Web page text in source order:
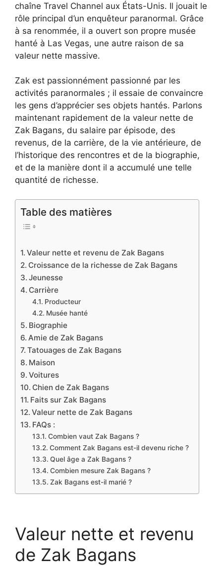
chaîne Travel Channel aux États-Unis. Il jouait le
rôle principal d’un enquêteur paranormal. Grâce
à sa renommée, il a ouvert son propre musée
hanté à Las Vegas, une autre raison de sa
valeur nette massive.
Zak est passionnément passionné par les
activités paranormales ; il essaie de convaincre
les gens d’apprécier ses objets hantés. Parlons
maintenant rapidement de la valeur nette de
Zak Bagans, du salaire par épisode, des
revenus, de la carrière, de la vie antérieure, de
l’historique des rencontres et de la biographie,
et de la manière dont il a accumulé une telle
quantité de richesse.
Table des matières
Valeur nette et revenu de Zak Bagans
Croissance de la richesse de Zak Bagans
Jeunesse
Carrière
Producteur
Musée hanté
Biographie
Amie de Zak Bagans
Tatouages de Zak Bagans
Maison
Voitures
Chien de Zak Bagans
Faits sur Zak Bagans
Valeur nette de Zak Bagans
FAQs :
Combien vaut Zak Bagans ?
Comment Zak Bagans est-il devenu riche ?
Quel âge a Zak Bagans ?
Combien mesure Zak Bagans ?
Zak Bagans est-il marié ?
Valeur nette et revenu
de Zak Bagans